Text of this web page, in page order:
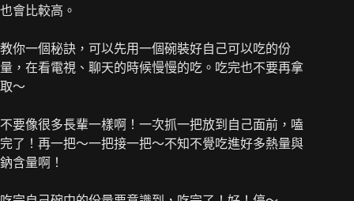
也會比較高。
教你一個秘訣，可以先用一個碗裝好自己可以吃的份
量，在看電視、聊天的時候慢慢的吃。吃完也不要再拿
取～
不要像很多長輩一樣啊！一次抓一把放到自己面前，嗑
完了！再一把～一把接一把～不知不覺吃進好多熱量與
鈉含量啊！